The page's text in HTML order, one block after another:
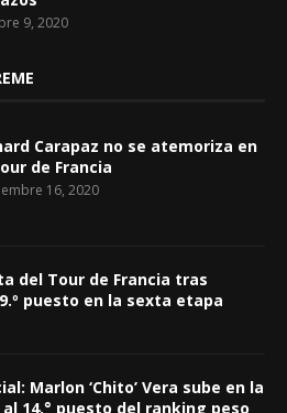
9, 2020
Carapaz no se atemoriza en
de Francia
16, 2020
del Tour de Francia tras
puesto en la sexta etapa
Marlon ‘Chito’ Vera sube en la
al 14.° puesto del ranking peso